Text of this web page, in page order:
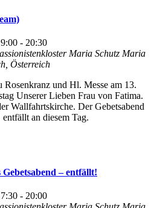
- 20:30
Maria Schutz Maria
Österreich
und Hl. Messe am 13.
Unserer Lieben Frau von Fatima.
Wallfahrtskirche. Der Gebetsabend
an diesem Tag.
– entfällt!
- 20:00